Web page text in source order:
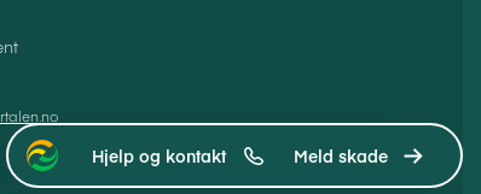
Hjelp og kontakt Meld skade